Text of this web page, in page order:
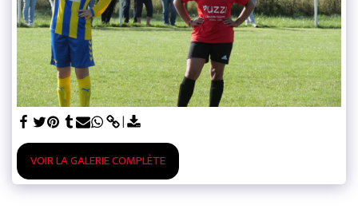
VOIR LA GALERIE COMPLÈTE